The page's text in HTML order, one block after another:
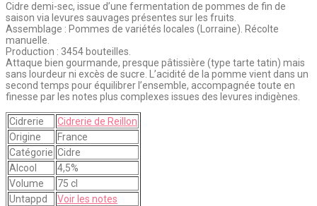
Cidre demi-sec, issue d’une fermentation de pommes de fin de
saison via levures sauvages présentes sur les fruits.
Assemblage : Pommes de variétés locales (Lorraine). Récolte
manuelle.
Production : 3454 bouteilles.
Attaque bien gourmande, presque pâtissière (type tarte tatin) mais
sans lourdeur ni excès de sucre. L’acidité de la pomme vient dans un
second temps pour équilibrer l’ensemble, accompagnée toute en
finesse par les notes plus complexes issues des levures indigènes.
Cidrerie
Cidrerie de Reillon
Origine
France
Catégorie Cidre
Alcool
4,5%
Volume
75 cl
Untappd
Voir les notes